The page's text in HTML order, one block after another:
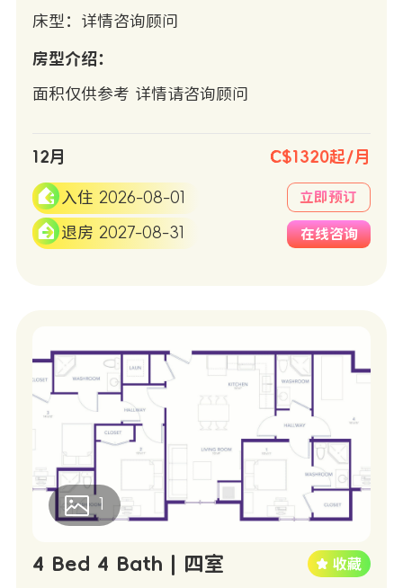
床型：详情咨询顾问
房型介绍：
面积仅供参考 详情请咨询顾问
12月 C$1320起/月
入住 2026-08-01
退房 2027-08-31
立即预订
在线咨询
1
4 Bed 4 Bath | 四室